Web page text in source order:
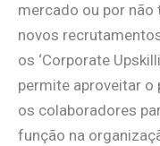
mercado ou por
novos
os ‘Corporate
permite aproveitar o
os colaboradores
função na